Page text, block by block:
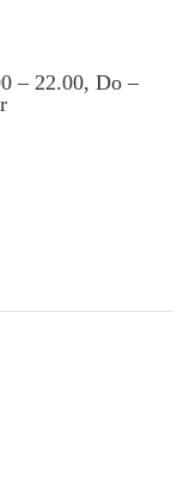
– 22.00, Do –